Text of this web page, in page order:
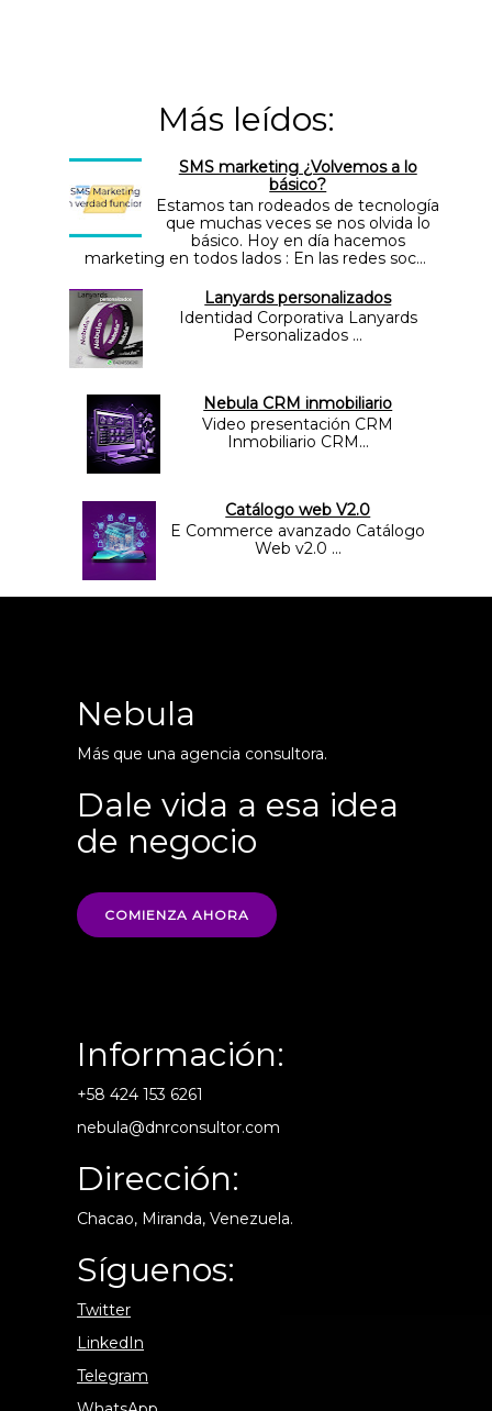
Más leídos:
SMS marketing ¿Volvemos a lo
básico?
Estamos tan rodeados de tecnología
que muchas veces se nos olvida lo
básico. Hoy en día hacemos
marketing en todos lados : En las redes soc...
Lanyards personalizados
Identidad Corporativa Lanyards
Personalizados ...
Nebula CRM inmobiliario
Video presentación CRM
Inmobiliario CRM...
Catálogo web V2.0
E Commerce avanzado Catálogo
Web v2.0 ...
Nebula
Más que una agencia consultora.
Dale vida a esa idea
de negocio
COMIENZA AHORA
Información:
+58 424 153 6261
nebula@dnrconsultor.com
Dirección:
Chacao, Miranda, Venezuela.
Síguenos:
Twitter
LinkedIn
Telegram